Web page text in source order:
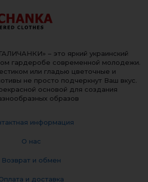
– это яркий украинский
гардеробе современной молодежи.
или гладью цветочные и
не просто подчеркнут Ваш вкус.
основой для создания
образов
информация
О нас
Возврат и обмен
и доставка